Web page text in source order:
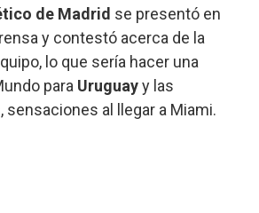
de Madrid se presentó en
y contestó acerca de la
lo que sería hacer una
para Uruguayy las
sensaciones al llegar a Miami.